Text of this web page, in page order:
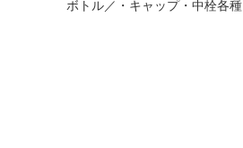
ボトル／・キャップ・中栓各種